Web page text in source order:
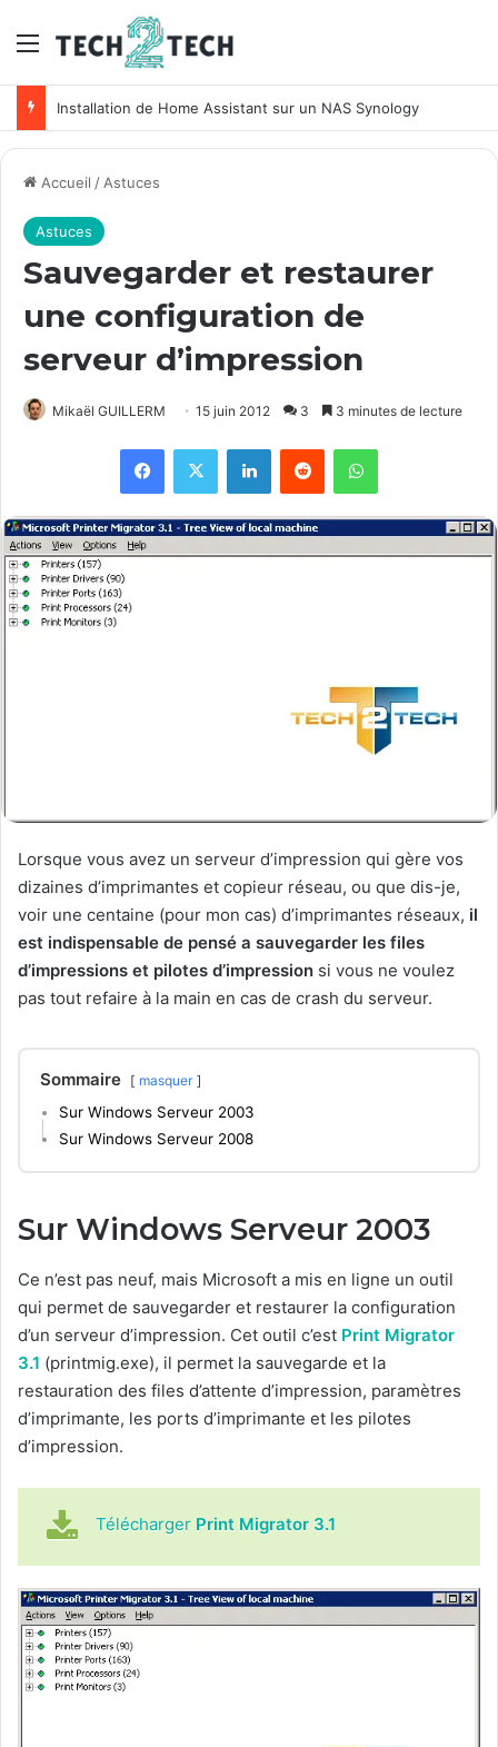
Menu
Installation de Home Assistant sur un NAS Synology
Accueil /Astuces
Astuces
Sauvegarder et restaurer
une configuration de
serveur d’impression
Mikaël GUILLERM 15 juin 2012 3 3 minutes de lecture
Lorsque vous avez un serveur d’impression qui gère vos
dizaines d’imprimantes et copieur réseau, ou que dis-je,
voir une centaine (pour mon cas) d’imprimantes réseaux, il
est indispensable de pensé a sauvegarder les files
d’impressions et pilotes d’impression si vous ne voulez
pas tout refaire à la main en cas de crash du serveur.
Sommaire masquer
Sur Windows Serveur 2003
Sur Windows Serveur 2008
Sur Windows Serveur 2003
Ce n’est pas neuf, mais Microsoft a mis en ligne un outil
qui permet de sauvegarder et restaurer la configuration
d’un serveur d’impression. Cet outil c’est Print Migrator
3.1 (printmig.exe), il permet la sauvegarde et la
restauration des files d’attente d’impression, paramètres
d’imprimante, les ports d’imprimante et les pilotes
d’impression.
Télécharger Print Migrator 3.1